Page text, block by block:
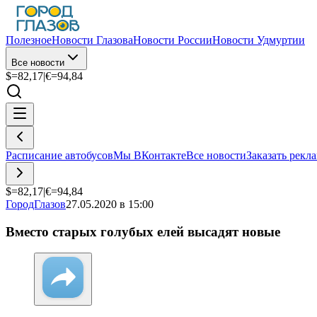
ПолезноеНовости ГлазоваНовости РоссииНовости Удмуртии
Все новости
$=82,17|€=94,84
Расписание автобусовМы ВКонтактеВсе новостиЗаказать
$=82,17|€=94,84
ГородГлазов27.05.2020 в 15:00
Вместо старых голубых елей высадят новые